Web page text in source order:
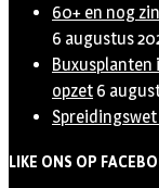
60+ en nog
6 augustus
Buxusplanten
opzet 6
LIKE ONS OP